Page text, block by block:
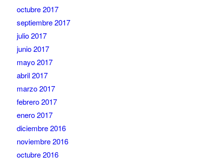
octubre 2017
septiembre 2017
julio 2017
junio 2017
mayo 2017
abril 2017
marzo 2017
febrero 2017
enero 2017
diciembre 2016
noviembre 2016
octubre 2016